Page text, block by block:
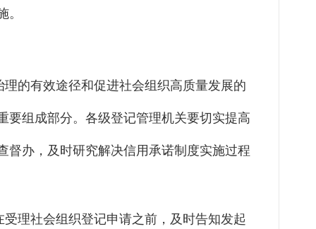
的有效途径和促进社会组织高质量发展的
要组成部分。各级登记管理机关要切实提高
督办，及时研究解决信用承诺制度实施过程
理社会组织登记申请之前，及时告知发起